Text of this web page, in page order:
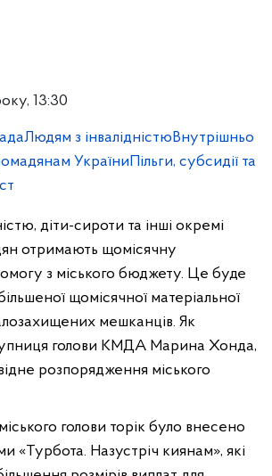
13:30
Людям з інвалідністюВнутрішньо
УкраїниПільги, субсидії та
діти-сироти та інші окремі
отримають щомісячну
з міського бюджету. Це буде
щомісячної матеріальної
мешканців. Як
голови КМДА Марина Хонда,
розпорядження міського
голови торік було внесено
«Турбота. Назустріч киянам», які